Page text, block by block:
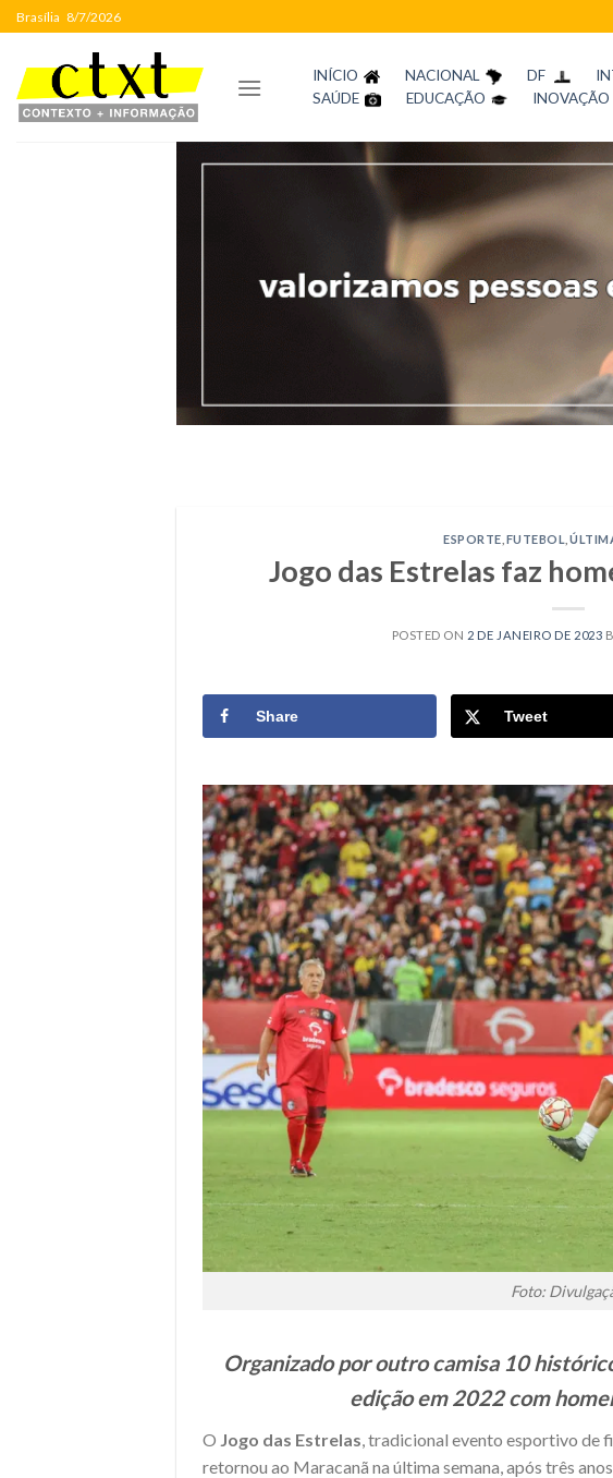
Skip
to
content
Brasília 8/7/2026
INÍCIO NACIONAL DF
SAÚDE
EDUCAÇÃO INOVAÇÃO
ESPORTE FUTEBOL
Jogo das Estrelas faz
POSTED ON 2 DE JANEIRO DE 2023
Share Tweet
Foto:
Organizado por outro camisa 10
edição em 2022 com
O Jogo das Estrelas , tradicional evento esportivo de
retornou ao Maracanã na última semana, após três